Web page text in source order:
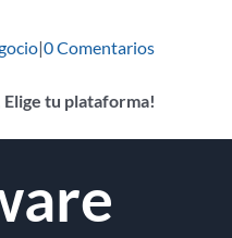
|0 Comentarios
tu plataforma!